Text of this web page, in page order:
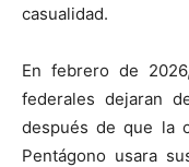
casualidad.
En febrero de
federales dejaran
después de que la
Pentágono usara